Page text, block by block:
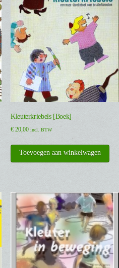
Kleuterkriebels [Boek]
€20,00 incl. BTW
Toevoegen aan winkelwagen